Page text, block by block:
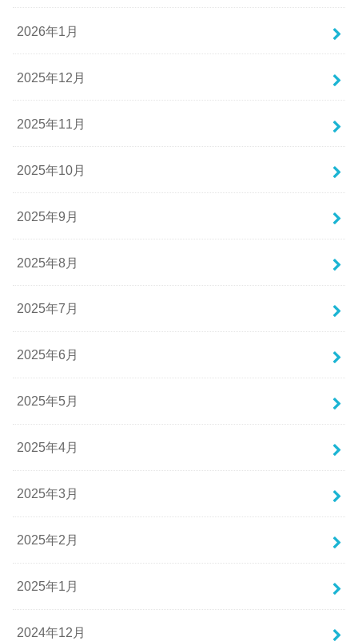
2026年1月
2025年12月
2025年11月
2025年10月
2025年9月
2025年8月
2025年7月
2025年6月
2025年5月
2025年4月
2025年3月
2025年2月
2025年1月
2024年12月